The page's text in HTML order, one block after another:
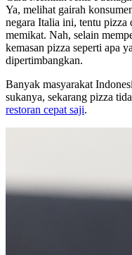
Ya, melihat gairah
negara Italia ini, tentu pizza
memikat. Nah, selain
kemasan pizza seperti apa
dipertimbangkan.
Banyak masyarakat
sukanya, sekarang pizza
restoran cepat saji.